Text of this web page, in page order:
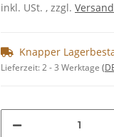
inkl. USt. , zzgl. Versand
Knapper
Lieferzeit:2 - 3 Werktage